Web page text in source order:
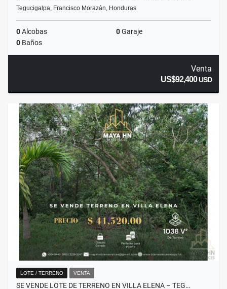
Tegucigalpa, Francisco Morazán, Honduras
0Alcobas 0Garaje
0 Baños
Venta
US$92,400USD
LOTE / TERRENO VENTA
SE VENDE LOTE DE TERRENO EN VILLA ELENA – TEG…